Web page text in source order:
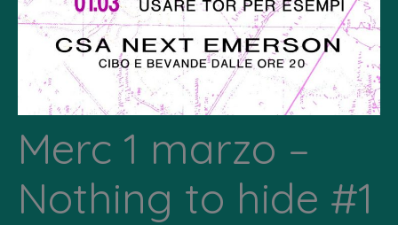
Merc 1 marzo –
Nothing to hide #1